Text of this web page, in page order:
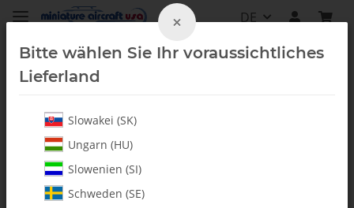
DE
×
Bitte wählen Sie Ihr voraussichtliches
Lieferland
Slowakei (SK)
Ungarn (HU)
Slowenien (SI)
Schweden (SE)